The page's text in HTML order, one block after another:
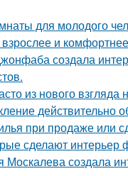
для молодого
и
создала
из нового
действительно
при продаже или
сделают интерьер
создала